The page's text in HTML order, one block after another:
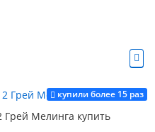
купили более 15 раз
Грей Мелинга купить